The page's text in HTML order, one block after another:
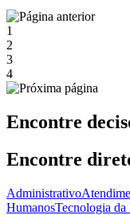
1
2
3
4
Encontre
Encontre
Administrativo
HumanosTecnologia da